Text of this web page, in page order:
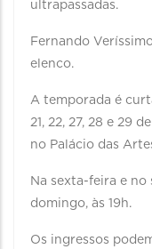
ultrapassadas.
Fernando
elenco.
A temporada é
21, 22, 27, 28 e 29
no Palácio das
Na sexta-feira e no
domingo, às 19h.
Os ingressos